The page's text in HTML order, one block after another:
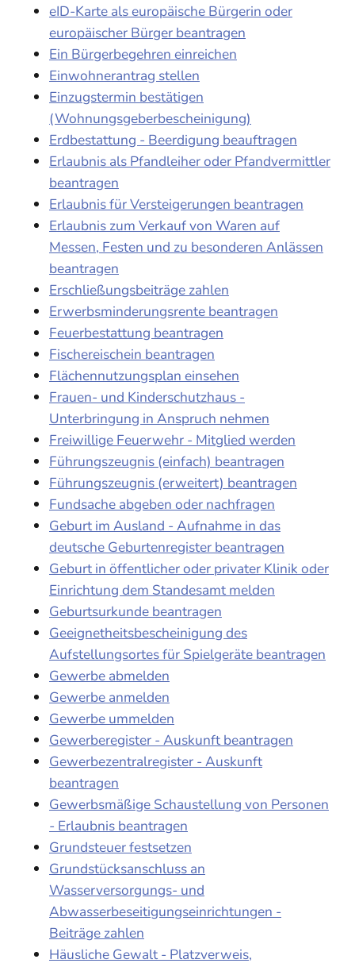
eID-Karte als europäische Bürgerin oder
europäischer Bürger beantragen
Ein Bürgerbegehren einreichen
Einwohnerantrag stellen
Einzugstermin bestätigen
(Wohnungsgeberbescheinigung)
Erdbestattung - Beerdigung beauftragen
Erlaubnis als Pfandleiher oder Pfandvermittler
beantragen
Erlaubnis für Versteigerungen beantragen
Erlaubnis zum Verkauf von Waren auf
Messen, Festen und zu besonderen Anlässen
beantragen
Erschließungsbeiträge zahlen
Erwerbsminderungsrente beantragen
Feuerbestattung beantragen
Fischereischein beantragen
Flächennutzungsplan einsehen
Frauen- und Kinderschutzhaus -
Unterbringung in Anspruch nehmen
Freiwillige Feuerwehr - Mitglied werden
Führungszeugnis (einfach) beantragen
Führungszeugnis (erweitert) beantragen
Fundsache abgeben oder nachfragen
Geburt im Ausland - Aufnahme in das
deutsche Geburtenregister beantragen
Geburt in öffentlicher oder privater Klinik oder
Einrichtung dem Standesamt melden
Geburtsurkunde beantragen
Geeignetheitsbescheinigung des
Aufstellungsortes für Spielgeräte beantragen
Gewerbe abmelden
Gewerbe anmelden
Gewerbe ummelden
Gewerberegister - Auskunft beantragen
Gewerbezentralregister - Auskunft
beantragen
Gewerbsmäßige Schaustellung von Personen
- Erlaubnis beantragen
Grundsteuer festsetzen
Grundstücksanschluss an
Wasserversorgungs- und
Abwasserbeseitigungseinrichtungen -
Beiträge zahlen
Häusliche Gewalt - Platzverweis,